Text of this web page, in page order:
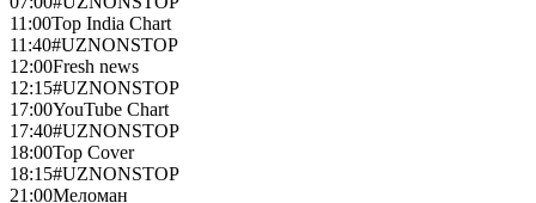
11:00Top India Chart
11:40#UZNONSTOP
12:00Fresh news
12:15#UZNONSTOP
17:00YouTube Chart
17:40#UZNONSTOP
18:00Top Cover
18:15#UZNONSTOP
21:00Меломан